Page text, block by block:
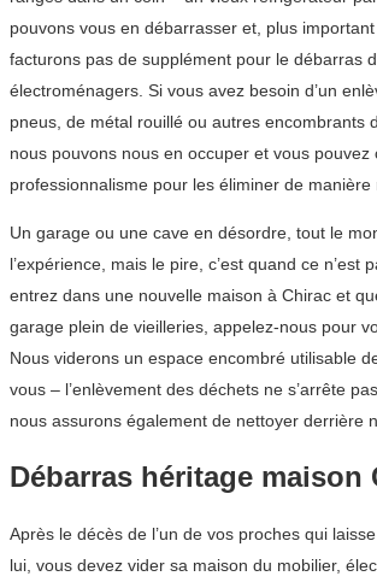
pouvons vous en débarrasser et, plus
facturons pas de supplément pour le débarras
électroménagers. Si vous avez besoin d’un
pneus, de métal rouillé ou autres encombrants
nous pouvons nous en occuper et vous
professionnalisme pour les éliminer de manière
Un garage ou une cave en désordre, tout le
l’expérience, mais le pire, c’est quand ce n’est
entrez dans une nouvelle maison à Chirac et
garage plein de vieilleries, appelez-nous pour
Nous viderons un espace encombré utilisable
vous – l’enlèvement des déchets ne s’arrête
nous assurons également de nettoyer derrière
Débarras héritage maison
Après le décès de l’un de vos proches qui
lui, vous devez vider sa maison du mobilier,